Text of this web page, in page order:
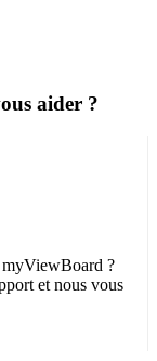
aider ?
myViewBoard ?
et nous vous